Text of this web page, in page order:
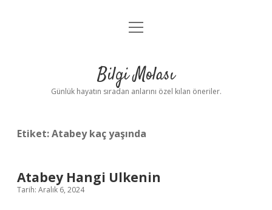
Anasayfa
Yasal Uyarı
menüyü
Bilgi Molası
Günlük hayatın sıradan anlarını özel kılan öneriler.
Etiket:Atabey kaç yaşında
Atabey Hangi Ulkenin
Tarih: Aralık 6, 2024